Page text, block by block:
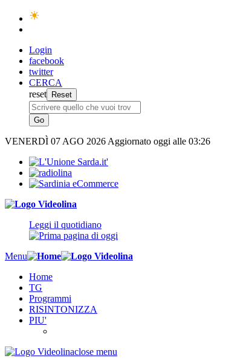
Login
facebook
twitter
CERCA
reset
VENERDÌ 07 AGO 2026 Aggiornato oggi alle 03:26
Leggi il quotidiano
Menu
Home
TG
Programmi
RISINTONIZZA
PIU'
close menu